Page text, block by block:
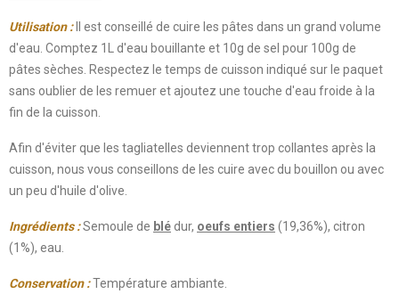
Utilisation:
Il est conseillé de cuire les pâtes dans un grand volume
d'eau. Comptez 1L d'eau bouillante et 10g de sel pour 100g de
pâtes sèches. Respectez le temps de cuisson indiqué sur le paquet
sans oublier de les remuer et ajoutez une touche d'eau froide à la
fin de la cuisson.
Afin d'éviter que les tagliatelles deviennent trop collantes après la
cuisson, nous vous conseillons de les cuire avec du bouillon ou avec
un peu d'huile d'olive.
Ingrédients :Semoule de blé dur, oeufs entiers (19,36%), citron
(1%), eau.
Conservation :Température ambiante.